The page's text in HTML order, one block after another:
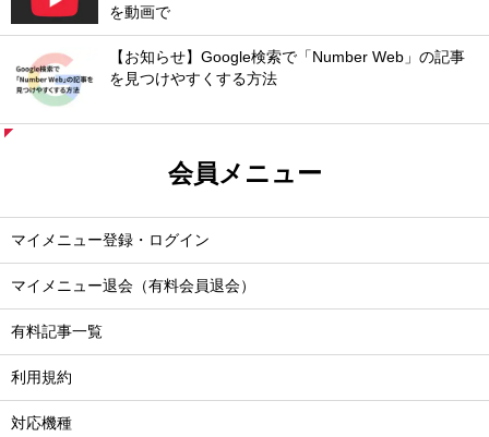
を動画で
【お知らせ】Google検索で「Number Web」の記事
を見つけやすくする方法
会員メニュー
マイメニュー登録・ログイン
マイメニュー退会（有料会員退会）
有料記事一覧
利用規約
対応機種